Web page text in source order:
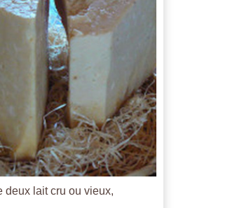
deux lait cru ou vieux,